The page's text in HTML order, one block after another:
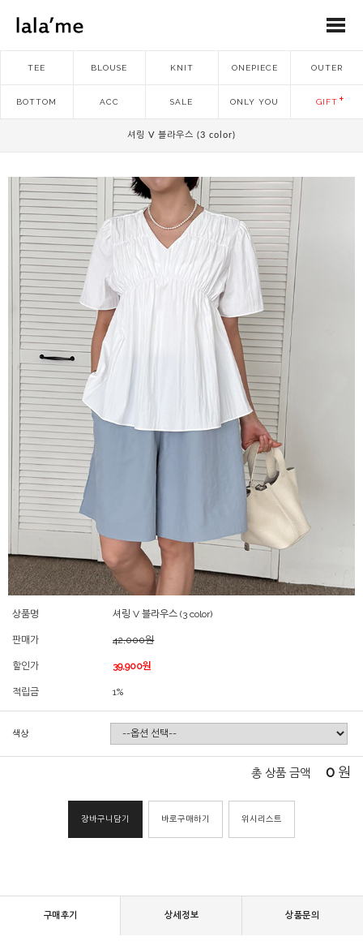
TEE BLOUSE KNIT ONEPIECE OUTER
BOTTOM ACC SALE ONLY YOU GIFT
셔링 V 블라우스 (3 color)
상품명 셔링 V 블라우스 (3 color)
판매가 42,000원
할인가 39,900원
적립금 1%
색상
총 상품 금액 0 원
장바구니담기 바로구매하기 위시리스트
구매후기 상세정보 상품문의